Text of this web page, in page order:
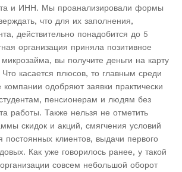
и ИНН. Мы проанализировали формы
что для их заполнения,
действительно понадобится до 5
организация приняла позитивное
вы получите деньги на карту
касается плюсов, то главным среди
компании одобряют заявки практически
пенсионерам и людям без
работы. Также нельзя не отметить
скидок и акций, смягчения условий
постоянных клиентов, выдачи первого
Как уже говорилось ранее, у такой
совсем небольшой оборот